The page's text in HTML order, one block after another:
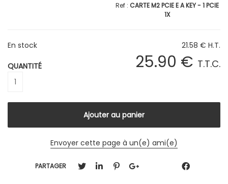
CARTE M2 PCIE E A KEY - 1 PCIE
1X
21.58 € H.T.
25.90 € T.T.C.
En stock
QUANTITÉ
Envoyer cette page à un(e) ami(e)
PARTAGER